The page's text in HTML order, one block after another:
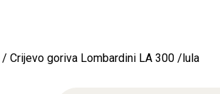
/ Crijevo goriva Lombardini LA 300 /lula